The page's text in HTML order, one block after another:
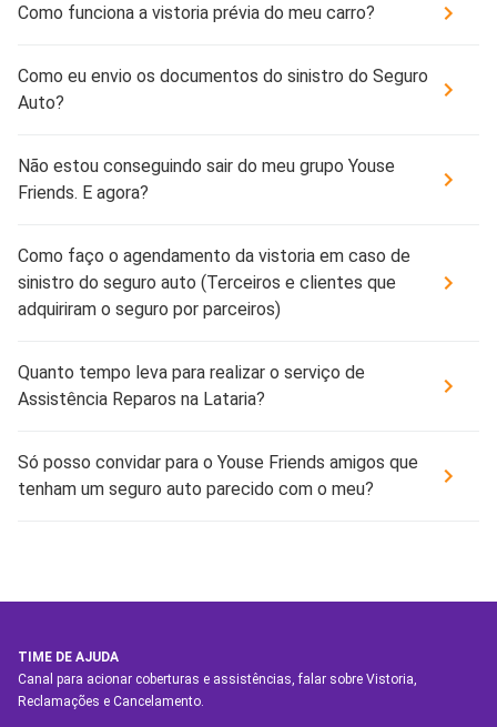
Como funciona a vistoria prévia do meu carro?
Como eu envio os documentos do sinistro do Seguro
Auto?
Não estou conseguindo sair do meu grupo Youse
Friends. E agora?
Como faço o agendamento da vistoria em caso de
sinistro do seguro auto (Terceiros e clientes que
adquiriram o seguro por parceiros)
Quanto tempo leva para realizar o serviço de
Assistência Reparos na Lataria?
Só posso convidar para o Youse Friends amigos que
tenham um seguro auto parecido com o meu?
TIME DE AJUDA
Canal para acionar coberturas e assistências, falar sobre Vistoria,
Reclamações e Cancelamento.